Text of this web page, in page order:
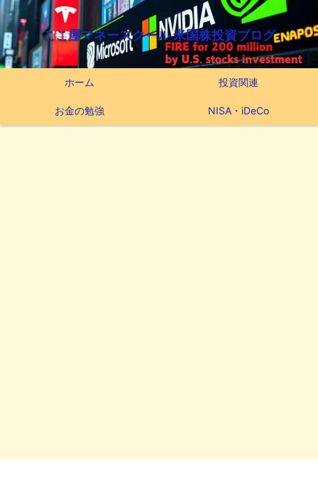
ここ屋マネースクール 米国株投資ブログ
ホーム 投資関連
お金の勉強 NISA・iDeCo